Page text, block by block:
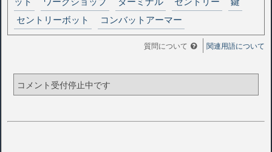
セントリーボット
コンバットアーマー
関連用語について
質問について
コメント受付停止中です